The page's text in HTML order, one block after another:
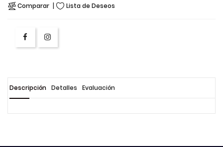
Comparar Lista de Deseos
Descripción Detalles Evaluación